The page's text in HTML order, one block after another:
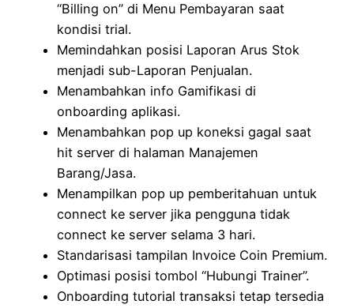
“Billing on” di Menu Pembayaran saat
kondisi trial.
Memindahkan posisi Laporan Arus Stok
menjadi sub-Laporan Penjualan.
Menambahkan info Gamifikasi di
onboarding aplikasi.
Menambahkan pop up koneksi gagal saat
hit server di halaman Manajemen
Barang/Jasa.
Menampilkan pop up pemberitahuan untuk
connect ke server jika pengguna tidak
connect ke server selama 3 hari.
Standarisasi tampilan Invoice Coin Premium.
Optimasi posisi tombol “Hubungi Trainer”.
Onboarding tutorial transaksi tetap tersedia